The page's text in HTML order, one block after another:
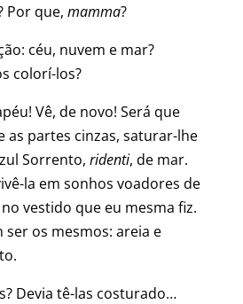
Por que, mamma?
céu, nuvem e mar?
colorí-los?
Vê, de novo! Será que
as partes cinzas, saturar-lhe
Sorrento, ridenti, de mar.
la em sonhos voadores de
vestido que eu mesma fiz.
ser os mesmos: areia e
Devia tê-las costurado…